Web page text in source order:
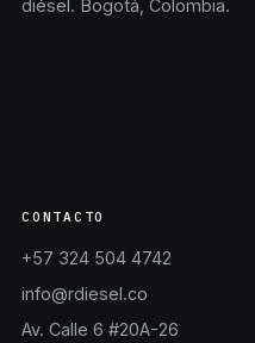
diésel. Bogotá, Colombia.
CONTACTO
+57 324 504 4742
info@rdiesel.co
Av. Calle 6 #20A-26